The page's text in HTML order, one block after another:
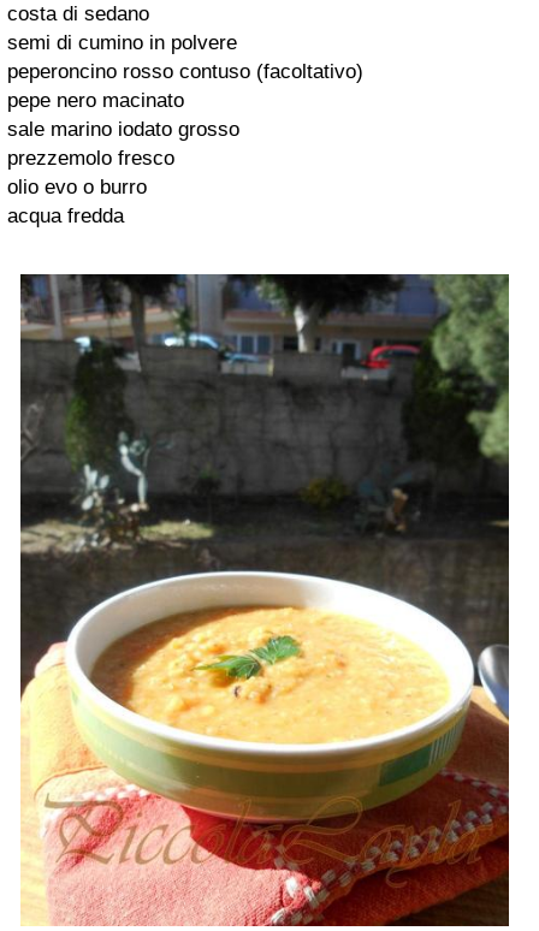
costa di sedano
semi di cumino in polvere
peperoncino rosso contuso (facoltativo)
pepe nero macinato
sale marino iodato grosso
prezzemolo fresco
olio evo o burro
acqua fredda